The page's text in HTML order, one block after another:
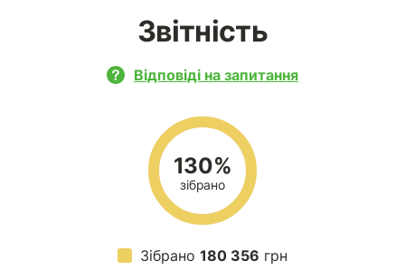
Звітність
Відповіді на запитання
130%
зібрано
Зібрано 180 356 грн